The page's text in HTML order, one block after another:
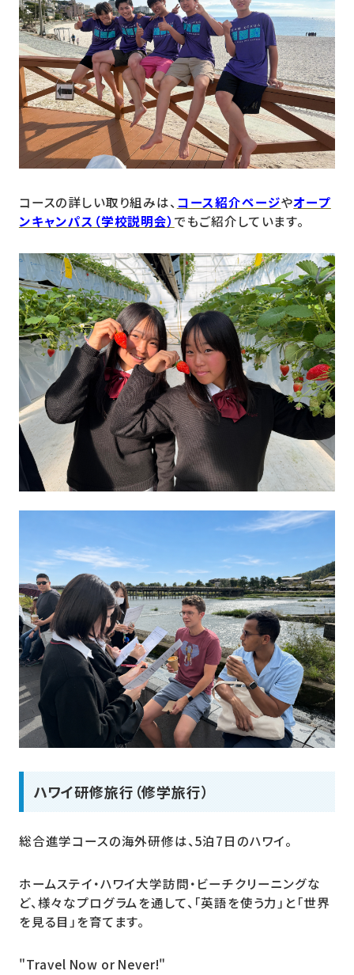
コースの詳しい取り組みは、 コース紹介ページやオープ
ンキャンパス（学校説明会） でもご紹介しています。
ハワイ研修旅行（修学旅行）
総合進学コースの海外研修は、5泊7日のハワイ。
ホームステイ・ハワイ大学訪問・ビーチクリーニングな
ど、様々なプログラムを通して、「英語を使う力」と「世界
を見る目」を育てます。
"Travel Now or Never!"